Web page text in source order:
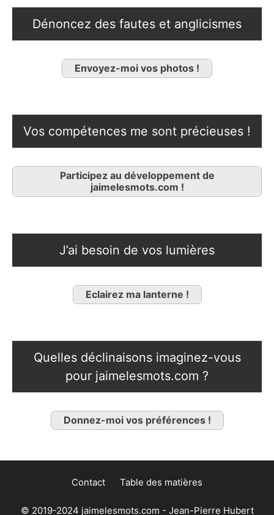
Dénoncez des fautes et anglicismes
Envoyez-moi vos photos !
Vos compétences me sont précieuses !
Participez au développement de
jaimelesmots.com !
J’ai besoin de vos lumières
Eclairez ma lanterne !
Quelles déclinaisons imaginez-vous
pour jaimelesmots.com ?
Donnez-moi vos préférences !
Contact Table des matières
© 2019-2024 jaimelesmots.com - Jean-Pierre Hubert